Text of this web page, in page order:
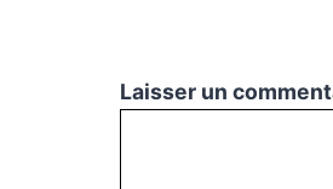
Laisser un